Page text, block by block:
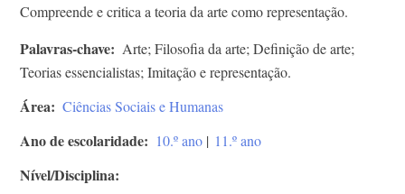
Compreende e critica a teoria da arte como representação.
Palavras-chave
Arte; Filosofia da arte; Definição de arte;
Teorias essencialistas; Imitação e representação.
Área Ciências Sociais e Humanas
Ano de escolaridade 10.º ano | 11.º ano
Nível/Disciplina